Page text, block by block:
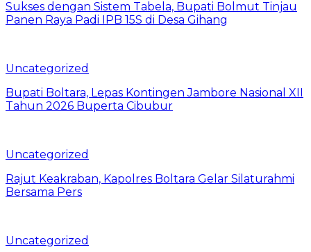
Sukses dengan Sistem Tabela, Bupati Bolmut Tinjau
Panen Raya Padi IPB 15S di Desa Gihang
Uncategorized
Bupati Boltara, Lepas Kontingen Jambore Nasional XII
Tahun 2026 Buperta Cibubur
Uncategorized
Rajut Keakraban, Kapolres Boltara Gelar Silaturahmi
Bersama Pers
Uncategorized